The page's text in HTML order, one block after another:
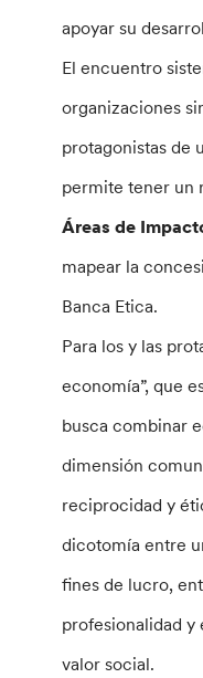
apoyar su
El encuentro
organizaciones
protagonistas de
permite tener un
Áreas de
mapear la
Banca Etica.
Para los y las
economía”, que
busca combinar
dimensión
reciprocidad y
dicotomía entre
fines de lucro,
profesionalidad
valor social.